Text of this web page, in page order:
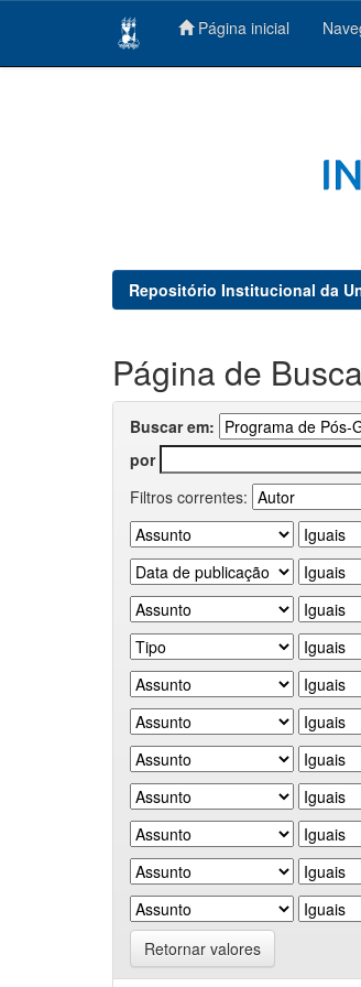
Página inicial
Repositório Institucional da
Página de Busca
Buscar em:
por
Filtros correntes:
Retornar valores